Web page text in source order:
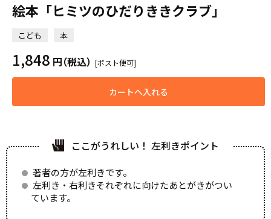
ここがうれしい！ 左利きポイント
著者の方が左利きです。
左利き・右利きそれぞれに向けたあとがきがつい
ています。
絵本「ヒミツのひだりききクラブ」
こども 本
1,848 円（税込）[ポスト便可]
カートへ入れる